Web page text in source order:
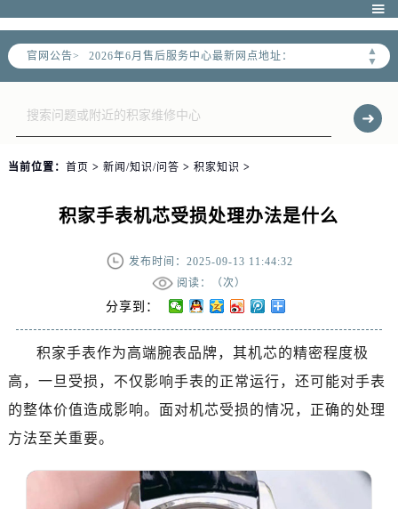

官网公告>
▲
▼
2026年6月北京市官方售后客户服务热线：
2026年6月售后服务中心最新网点地址：
北京市东城区东长安街1号东方广场写字楼W3座6层602室（需提前预约）
北京市朝阳区建国门外大街甲6号华熙国际中心写字楼D座11层1102室（需提前预约）
北京市朝阳区建国门外大街甲6号华熙国际中心D座11层1102室售后服务中心（需提前预约）
当前位置： 首页 > 新闻/知识/问答 > 积家知识 >
积家手表机芯受损处理办法是什么
发布时间：2025-09-13 11:44:32
阅读：（次）
分享到：
积家手表作为高端腕表品牌，其机芯的精密程度极
高，一旦受损，不仅影响手表的正常运行，还可能对手表
的整体价值造成影响。面对机芯受损的情况，正确的处理
方法至关重要。